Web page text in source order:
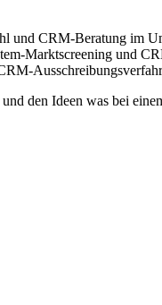
und CRM-Beratung im
Marktscreening und
den Ideen was bei